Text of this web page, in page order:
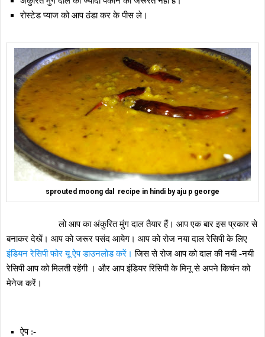
रोस्टेड प्याज को आप ठंडा कर के पीस ले।
sprouted moong dal recipe in hindi by aju p george
लो आप का अंकुरित मुंग दाल तैयार हैं। आप एक बार इस प्रकार से
बनाकर देखें। आप को जरूर पसंद आयेग। आप को रोज नया दाल रेसिपी के लिए
इंडियन रेसिपी फोर यू ऐप डाउनलोड करें।जिस से रोज आप को दाल की नयी -नयी
रेसिपी आप को मिलती रहेंगी । और आप इंडियर रिसिपी के मिनू से अपने किचंन को
मेनेज करें।
ऐप :-